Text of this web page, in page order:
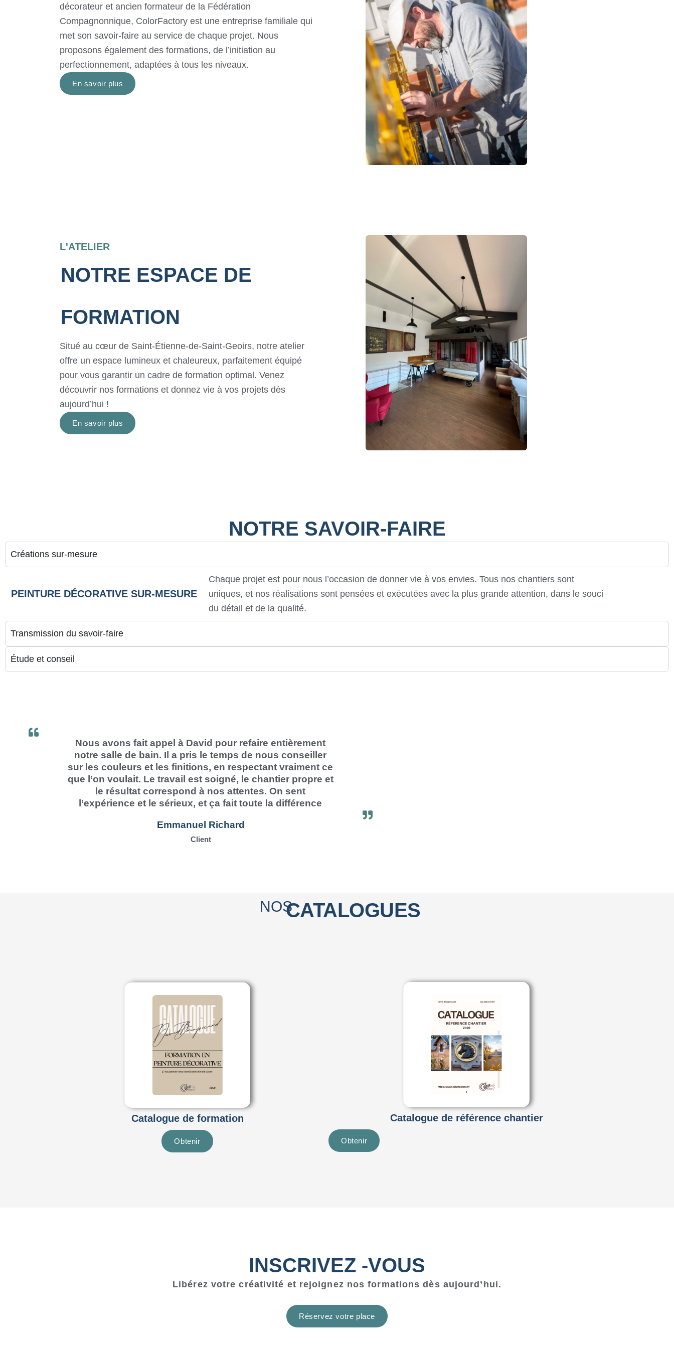
décorateur et ancien formateur de la Fédération
Compagnonnique, ColorFactory est une entreprise familiale qui
met son savoir-faire au service de chaque projet. Nous
proposons également des formations, de l’initiation au
perfectionnement, adaptées à tous les niveaux.
En savoir plus
L'ATELIER
NOTRE ESPACE DE
FORMATION
Situé au cœur de Saint-Étienne-de-Saint-Geoirs, notre atelier
offre un espace lumineux et chaleureux, parfaitement équipé
pour vous garantir un cadre de formation optimal. Venez
découvrir nos formations et donnez vie à vos projets dès
aujourd’hui !
En savoir plus
NOTRE SAVOIR-FAIRE
Créations sur-mesure
PEINTURE DÉCORATIVE SUR-MESURE
Chaque projet est pour nous l’occasion de donner vie à vos envies. Tous nos chantiers sont
uniques, et nos réalisations sont pensées et exécutées avec la plus grande attention, dans le souci
du détail et de la qualité.
Transmission du savoir-faire
Étude et conseil
Nous avons fait appel à David pour refaire entièrement
notre salle de bain. Il a pris le temps de nous conseiller
sur les couleurs et les finitions, en respectant vraiment ce
que l’on voulait. Le travail est soigné, le chantier propre et
le résultat correspond à nos attentes. On sent
l’expérience et le sérieux, et ça fait toute la différence
Emmanuel Richard
Client
NOSCATALOGUES
Catalogue de formation
Obtenir
Catalogue de référence chantier
Obtenir
INSCRIVEZ -VOUS
Libérez votre créativité et rejoignez nos formations dès aujourd’hui.
Réservez votre place